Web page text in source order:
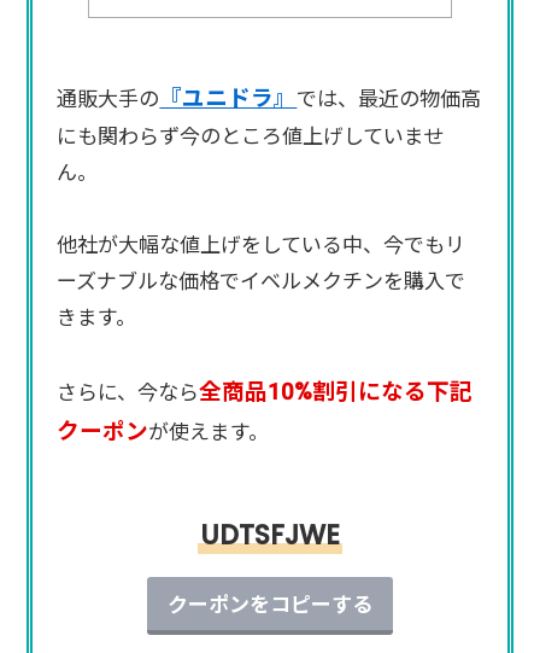
通販大手の 『ユニドラ』 では、最近の物価高
にも関わらず今のところ値上げしていませ
ん。
他社が大幅な値上げをしている中、今でもリ
ーズナブルな価格でイベルメクチンを購入で
きます。
さらに、今なら全商品10%割引になる下記
クーポンが使えます。
UDTSFJWE
クーポンをコピーする